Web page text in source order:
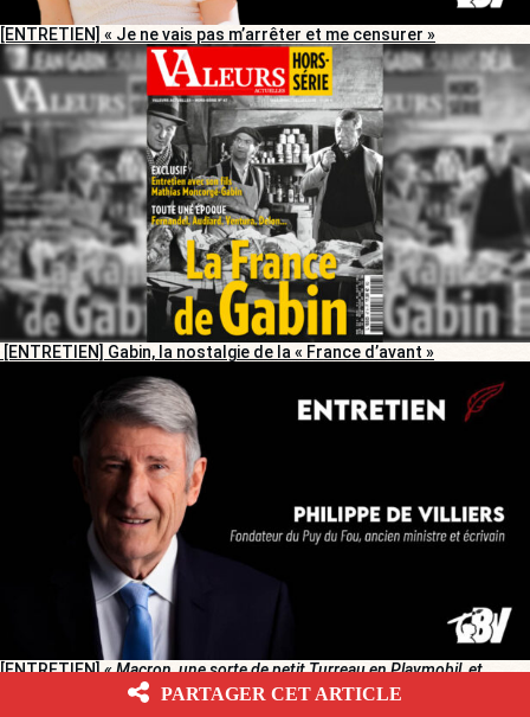
[ENTRETIEN] « Je ne vais pas m’arrêter et me censurer »
[ENTRETIEN] Gabin, la nostalgie de la « France d’avant »
[ENTRETIEN]« Macron, une sorte de petit Turreau en Playmobil, et
Mélenchon, le Robespierre en keffieh »PARTAGER CET ARTICLE